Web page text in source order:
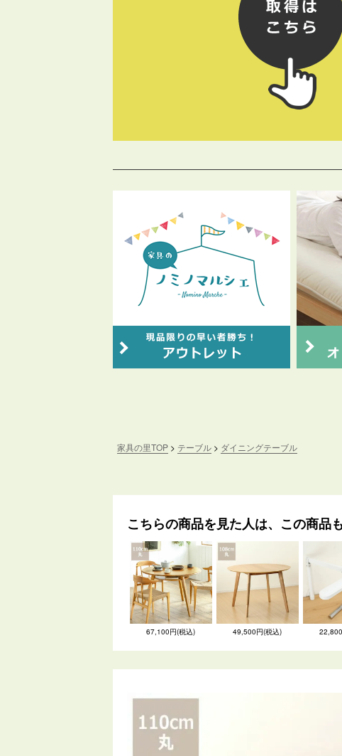
家具の里TOP テーブル ダイニングテーブル
こちらの商品を見た人は、この商品
67,100円(税込) 49,500円(税込)